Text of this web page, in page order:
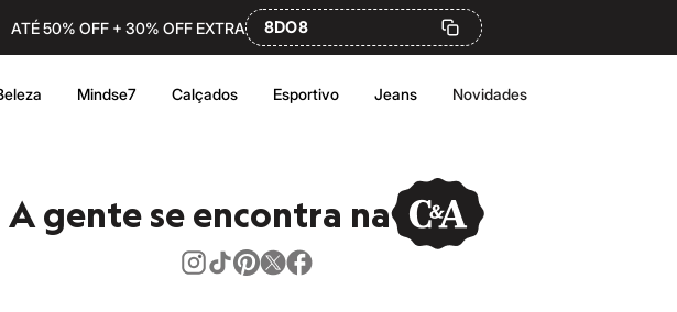
ATÉ 50% OFF + 30% OFF EXTRA 8DO8
Mindse7 Calçados Esportivo Jeans Novidades
A gente se encontra na